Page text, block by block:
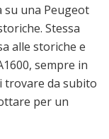
su una Peugeot
Stessa
alle storiche e
sempre in
trovare da subito
per un